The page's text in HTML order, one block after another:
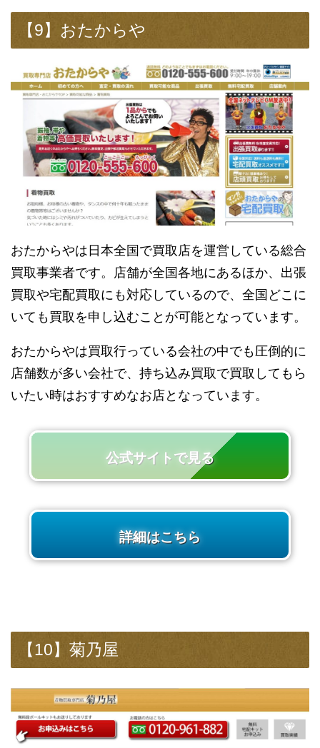
【9】おたからや
おたからやは日本全国で買取店を運営している総合
買取事業者です。店舗が全国各地にあるほか、出張
買取や宅配買取にも対応しているので、全国どこに
いても買取を申し込むことが可能となっています。
おたからやは買取行っている会社の中でも圧倒的に
店舗数が多い会社で、持ち込み買取で買取してもら
いたい時はおすすめなお店となっています。
公式サイトで見る
詳細はこちら
【10】菊乃屋